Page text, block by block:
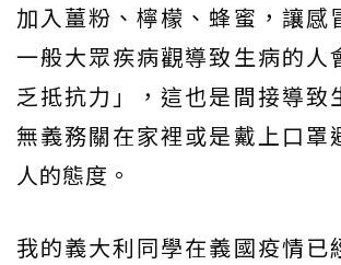
加入薑粉、檸檬、蜂蜜，讓感
一般大眾疾病觀導致生病的人
乏抵抗力」，這也是間接導致
無義務關在家裡或是戴上口罩
人的態度。
我的義大利同學在義國疫情已